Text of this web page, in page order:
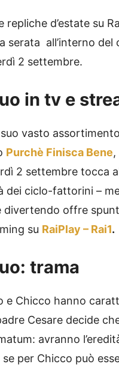
repliche d’estate su
serata all’interno del
2 settembre.
in tv e
suo vasto
Purchè Finisca Bene
2 settembre tocca
dei ciclo-fattorini –
divertendo offre
su RaiPlay – Rai1.
trama
e Chicco hanno
Cesare decide
avranno
se per Chicco può